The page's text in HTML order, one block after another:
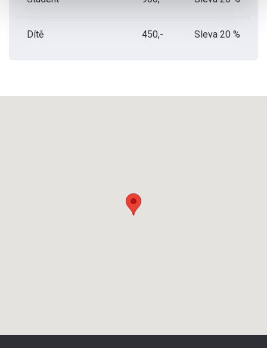
Dítě 450,- Sleva 20 %